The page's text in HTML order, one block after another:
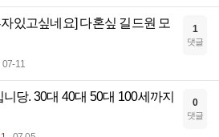
있고싶네요] 다혼싶 길드원 모
07-11
1
댓글
당. 30대 40대 50대 100세까지
0
댓글